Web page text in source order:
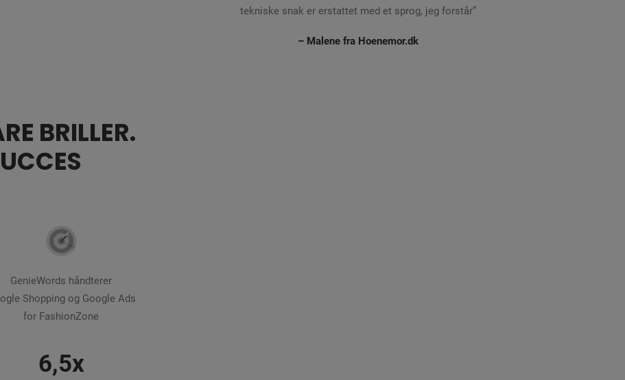
tekniske snak er erstattet med et sprog, jeg forstår”
– Malene fra Hoenemor.dk
BRILLER.
GenieWords håndterer
Shopping og Google Ads
for FashionZone
6,5x